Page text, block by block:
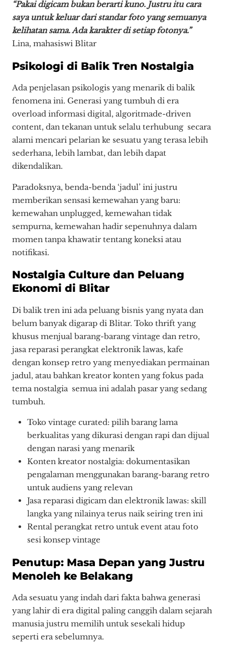
“Pakai digicam bukan berarti kuno. Justru itu cara
saya untuk keluar dari standar foto yang semuanya
kelihatan sama. Ada karakter di setiap fotonya.”
Lina, mahasiswi Blitar
Psikologi di Balik Tren Nostalgia
Ada penjelasan psikologis yang menarik di balik
fenomena ini. Generasi yang tumbuh di era
overload informasi digital, algoritmade-driven
content, dan tekanan untuk selalu terhubung secara
alami mencari pelarian ke sesuatu yang terasa lebih
sederhana, lebih lambat, dan lebih dapat
dikendalikan.
Paradoksnya, benda-benda ‘jadul’ ini justru
memberikan sensasi kemewahan yang baru:
kemewahan unplugged, kemewahan tidak
sempurna, kemewahan hadir sepenuhnya dalam
momen tanpa khawatir tentang koneksi atau
notifikasi.
Nostalgia Culture dan Peluang
Ekonomi di Blitar
Di balik tren ini ada peluang bisnis yang nyata dan
belum banyak digarap di Blitar. Toko thrift yang
khusus menjual barang-barang vintage dan retro,
jasa reparasi perangkat elektronik lawas, kafe
dengan konsep retro yang menyediakan permainan
jadul, atau bahkan kreator konten yang fokus pada
tema nostalgia semua ini adalah pasar yang sedang
tumbuh.
Toko vintage curated: pilih barang lama
berkualitas yang dikurasi dengan rapi dan dijual
dengan narasi yang menarik
Konten kreator nostalgia: dokumentasikan
pengalaman menggunakan barang-barang retro
untuk audiens yang relevan
Jasa reparasi digicam dan elektronik lawas: skill
langka yang nilainya terus naik seiring tren ini
Rental perangkat retro untuk event atau foto
sesi konsep vintage
Penutup: Masa Depan yang Justru
Menoleh ke Belakang
Ada sesuatu yang indah dari fakta bahwa generasi
yang lahir di era digital paling canggih dalam sejarah
manusia justru memilih untuk sesekali hidup
seperti era sebelumnya.